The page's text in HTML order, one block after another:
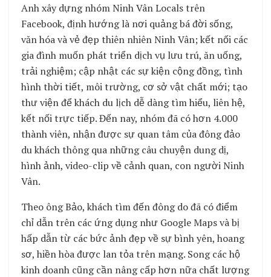
Anh xây dựng nhóm Ninh Vân Locals trên
Facebook, định hướng là nơi quảng bá đời sống,
văn hóa và vẻ đẹp thiên nhiên Ninh Vân; kết nối các
gia đình muốn phát triển dịch vụ lưu trú, ăn uống,
trải nghiệm; cập nhật các sự kiện cộng đồng, tình
hình thời tiết, môi trường, cơ sở vật chất mới; tạo
thư viện để khách du lịch dễ dàng tìm hiểu, liên hệ,
kết nối trực tiếp. Đến nay, nhóm đã có hơn 4.000
thành viên, nhận được sự quan tâm của đông đảo
du khách thông qua những câu chuyện dung dị,
hình ảnh, video-clip về cảnh quan, con người Ninh
Vân.
Theo ông Bảo, khách tìm đến đông do đã có điểm
chỉ dẫn trên các ứng dụng như Google Maps và bị
hấp dẫn từ các bức ảnh đẹp về sự bình yên, hoang
sơ, hiền hòa được lan tỏa trên mạng. Song các hộ
kinh doanh cũng cần nâng cấp hơn nữa chất lượng